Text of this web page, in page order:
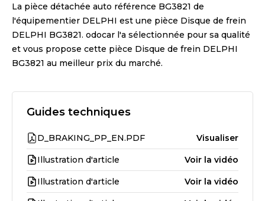
La pièce détachée auto référence BG3821 de
l'équipementier DELPHI est une pièce Disque de frein
DELPHI BG3821. odocar l'a sélectionnée pour sa qualité
et vous propose cette pièce Disque de frein DELPHI
BG3821 au meilleur prix du marché.
Guides techniques
D_BRAKING_PP_EN.PDF Visualiser
Illustration d'article Voir la vidéo
Illustration d'article Voir la vidéo